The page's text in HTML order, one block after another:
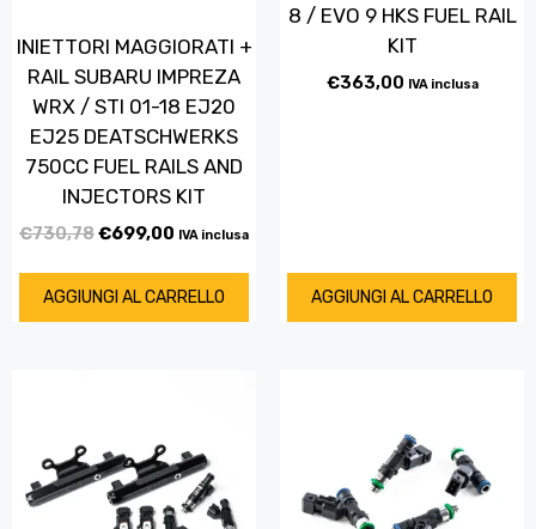
INIETTORI MAGGIORATI +
RAIL SUBARU IMPREZA
WRX / STI 01-18 EJ20
EJ25 DEATSCHWERKS
750CC FUEL RAILS AND
INJECTORS KIT
€730,78€699,00 IVA inclusa
AGGIUNGI AL CARRELLO
8 / EVO 9 HKS FUEL RAIL
KIT
€363,00 IVA inclusa
AGGIUNGI AL CARRELLO